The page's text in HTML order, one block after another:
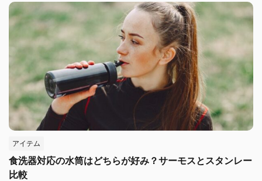
アイテム
食洗器対応の水筒はどちらが好み？サーモスとスタンレー
比較